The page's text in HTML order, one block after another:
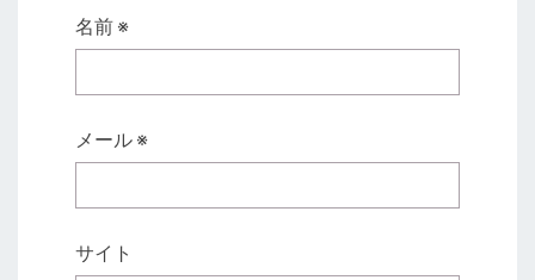
名前 ※
メール ※
サイト